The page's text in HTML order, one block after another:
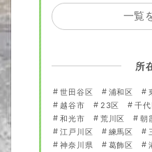
一覧
所
世田谷区 浦和区
越谷市
23区 千
和光市
荒川区 朝
江戸川区
練馬区
神奈川県
葛飾区